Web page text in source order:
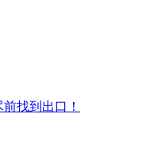
找到出口！